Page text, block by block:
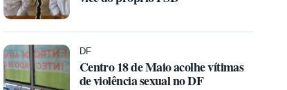
DF
Centro 18 de Maio acolhe vítimas
de violência sexual no DF